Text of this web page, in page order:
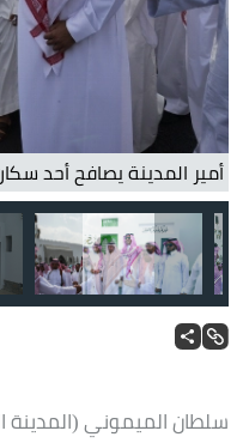
أمير المدينة يصافح أحد
سلطان الميموني (المدينة